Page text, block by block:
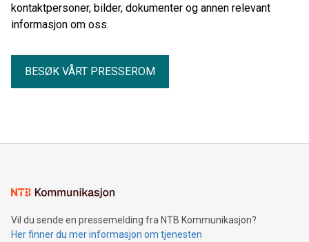
kontaktpersoner, bilder, dokumenter og annen relevant
informasjon om oss.
BESØK VÅRT PRESSEROM
Vil du sende en pressemelding fra NTB Kommunikasjon?
Her finner du mer informasjon om tjenesten